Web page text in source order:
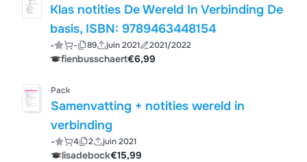
Klas notities De Wereld In Verbinding De
basis, ISBN: 9789463448154
- - 89 juin 2021 2021/2022
fienbusschaert€6,99
Pack
Samenvatting + notities wereld in
verbinding
- 4 2 juin 2021
lisadebock€15,99